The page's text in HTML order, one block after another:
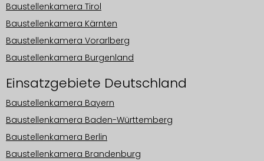
Baustellenkamera Tirol
Baustellenkamera Kärnten
Baustellenkamera Vorarlberg
Baustellenkamera Burgenland
Einsatzgebiete Deutschland
Baustellenkamera Bayern
Baustellenkamera Baden-Württemberg
Baustellenkamera Berlin
Baustellenkamera Brandenburg